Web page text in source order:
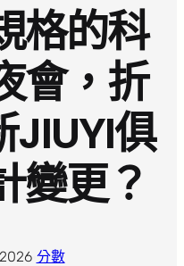
格的科
會，折
JIUYI俱
變更？
· 分數